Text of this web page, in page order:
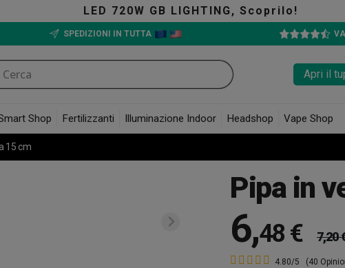
720W GB LIGHTING, Scoprilo!
SPEDIZIONI IN TUTTA
Apri il
Shop Fertilizzanti Illuminazione Indoor Headshop Vape Shop
15 cm
Pipa in
6,48 € 7,20
4.80/5 (40